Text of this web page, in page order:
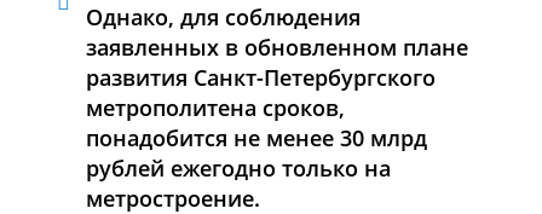
Однако, для соблюдения
заявленных в обновленном плане
развития Санкт-Петербургского
метрополитена сроков,
понадобится не менее 30 млрд
рублей ежегодно только на
метростроение.